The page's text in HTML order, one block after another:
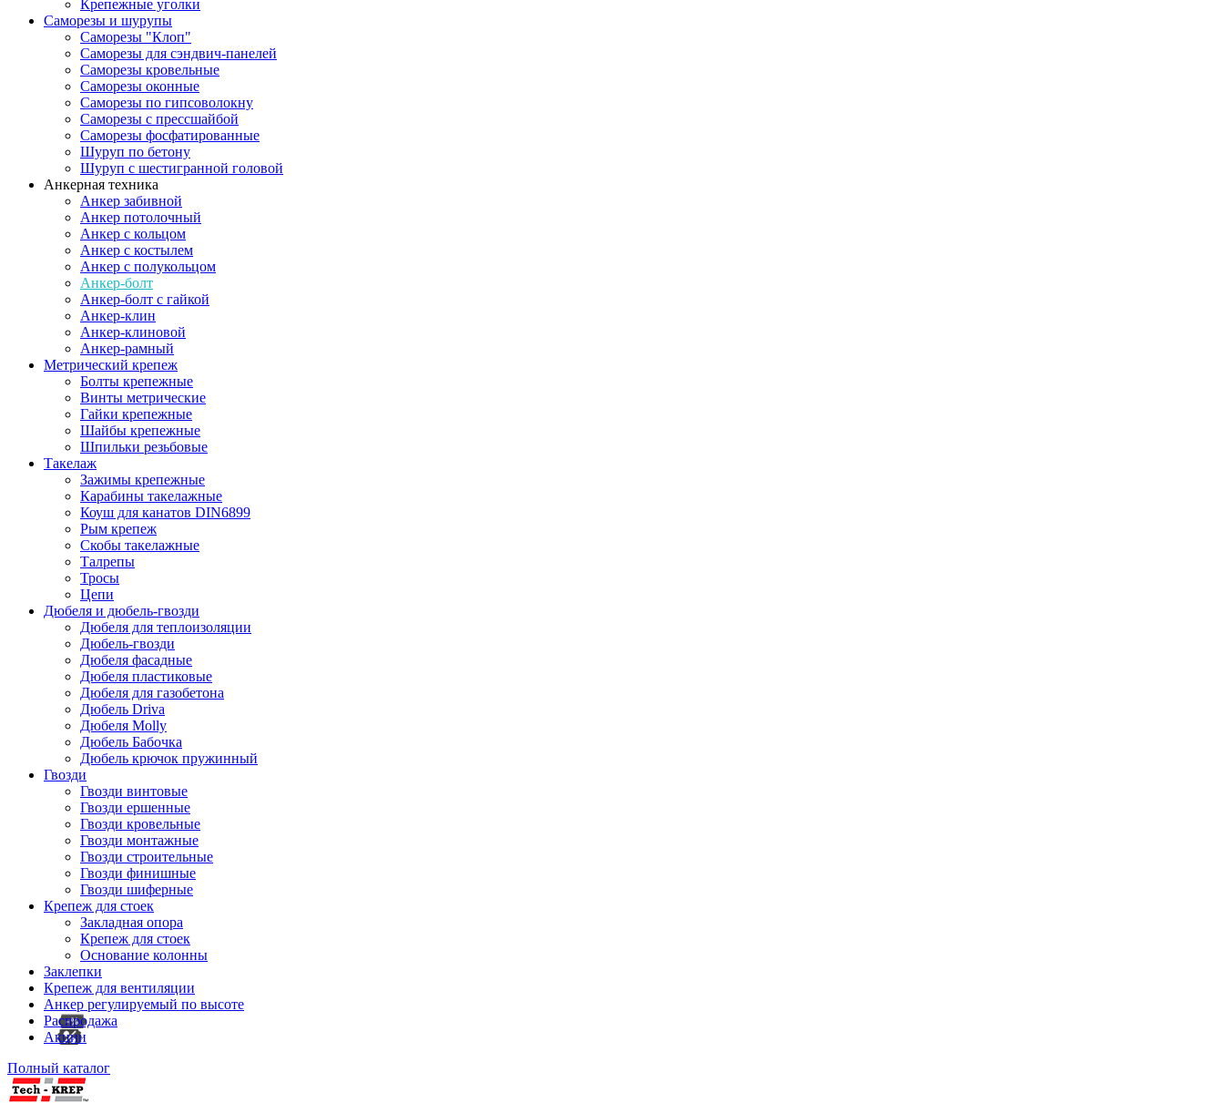
Крепежные уголки
Саморезы и шурупы
Саморезы "Клоп"
Саморезы для сэндвич-панелей
Саморезы кровельные
Саморезы оконные
Саморезы по гипсоволокну
Саморезы с прессшайбой
Саморезы фосфатированные
Шуруп по бетону
Шуруп с шестигранной головой
Анкерная техника
Анкер забивной
Анкер потолочный
Анкер с кольцом
Анкер с костылем
Анкер с полукольцом
Анкер-болт
Анкер-болт с гайкой
Анкер-клин
Анкер-клиновой
Анкер-рамный
Метрический крепеж
Болты крепежные
Винты метрические
Гайки крепежные
Шайбы крепежные
Шпильки резьбовые
Такелаж
Зажимы крепежные
Карабины такелажные
Коуш для канатов DIN6899
Рым крепеж
Скобы такелажные
Талрепы
Тросы
Цепи
Дюбеля и дюбель-гвозди
Дюбеля для теплоизоляции
Дюбель-гвозди
Дюбеля фасадные
Дюбеля пластиковые
Дюбеля для газобетона
Дюбель Driva
Дюбеля Molly
Дюбель Бабочка
Дюбель крючок пружинный
Гвозди
Гвозди винтовые
Гвозди ершенные
Гвозди кровельные
Гвозди монтажные
Гвозди строительные
Гвозди финишные
Гвозди шиферные
Крепеж для стоек
Закладная опора
Крепеж для стоек
Основание колонны
Заклепки
Крепеж для вентиляции
Анкер регулируемый по высоте
Распродажа
Акции
Полный каталог